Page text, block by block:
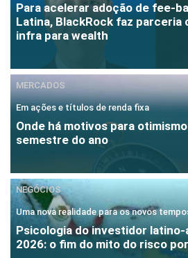
Para acelerar adoção de fee-
Latina, BlackRock faz parceria
infra para wealth
MERCADOS
Em ações e títulos de renda fixa
Onde há motivos para
semestre do ano
NEGÓCIOS
Uma nova realidade para os novos
Psicologia do investidor latino-
2026: o fim do mito do risco